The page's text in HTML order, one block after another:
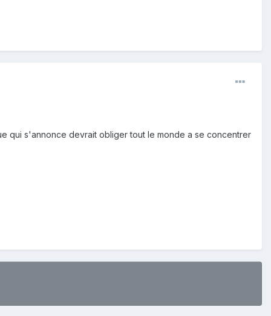
qui s'annonce devrait obliger tout le monde a se concentrer